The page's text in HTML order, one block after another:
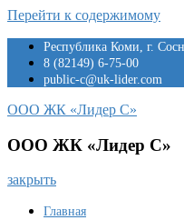
Перейти к содержимому
Республика Коми, г.
8 (82149) 6-75-00
public-c@uk-lider.com
ООО ЖК «Лидер С»
ООО ЖК «Лидер С»
закрыть
Главная